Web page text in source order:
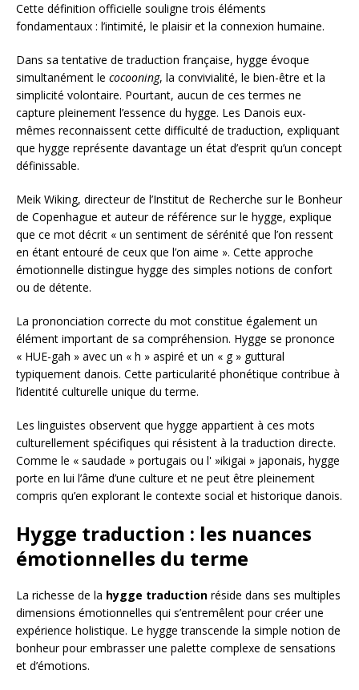
Cette définition officielle souligne trois éléments
fondamentaux : l’intimité, le plaisir et la connexion humaine.
Dans sa tentative de traduction française, hygge évoque
simultanément le cocooning, la convivialité, le bien-être et la
simplicité volontaire. Pourtant, aucun de ces termes ne
capture pleinement l’essence du hygge. Les Danois eux-
mêmes reconnaissent cette difficulté de traduction, expliquant
que hygge représente davantage un état d’esprit qu’un concept
définissable.
Meik Wiking, directeur de l’Institut de Recherche sur le Bonheur
de Copenhague et auteur de référence sur le hygge, explique
que ce mot décrit « un sentiment de sérénité que l’on ressent
en étant entouré de ceux que l’on aime ». Cette approche
émotionnelle distingue hygge des simples notions de confort
ou de détente.
La prononciation correcte du mot constitue également un
élément important de sa compréhension. Hygge se prononce
« HUE-gah » avec un « h » aspiré et un « g » guttural
typiquement danois. Cette particularité phonétique contribue à
l’identité culturelle unique du terme.
Les linguistes observent que hygge appartient à ces mots
culturellement spécifiques qui résistent à la traduction directe.
Comme le « saudade » portugais ou l' »ikigai » japonais, hygge
porte en lui l’âme d’une culture et ne peut être pleinement
compris qu’en explorant le contexte social et historique danois.
Hygge traduction : les nuances
émotionnelles du terme
La richesse de la hygge traduction réside dans ses multiples
dimensions émotionnelles qui s’entremêlent pour créer une
expérience holistique. Le hygge transcende la simple notion de
bonheur pour embrasser une palette complexe de sensations
et d’émotions.